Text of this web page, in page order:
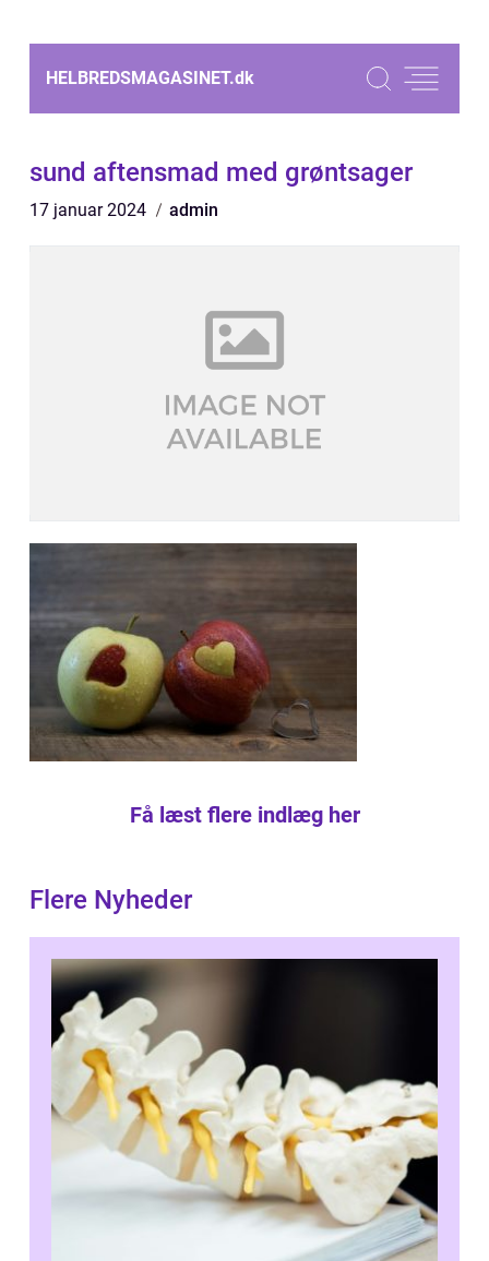
HELBREDSMAGASINET.dk
sund aftensmad med grøntsager
17 januar 2024 admin
Få læst flere indlæg her
Flere Nyheder